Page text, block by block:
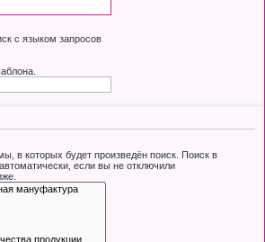
с языком запросов
в которых будет произведён поиск. Поиск в
если вы не отключили